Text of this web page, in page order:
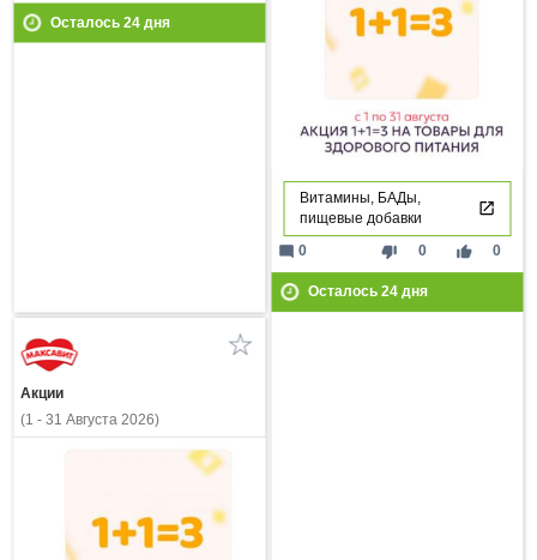
Осталось 24дня
Витамины, БАДы,
пищевые добавки
thumb_down 0 thumb_up 0
mode_comment 0
Осталось 24дня
Акции
(1 - 31 Августа 2026)